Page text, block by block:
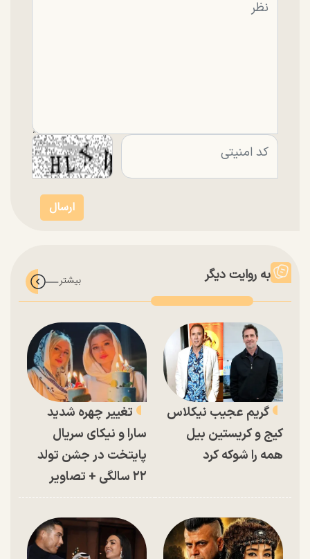
به روایت دیگر
گریم عجیب نیکلاس
کیج و کریستین بیل
همه را شوکه کرد
تغییر چهره شدید
سارا و نیکای سریال
پایتخت در جشن تولد
۲۲ سالگی + تصاویر